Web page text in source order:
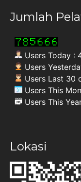
Jumlah
Users Today :
Users
Users Last 30
Users This
Users This
Lokasi